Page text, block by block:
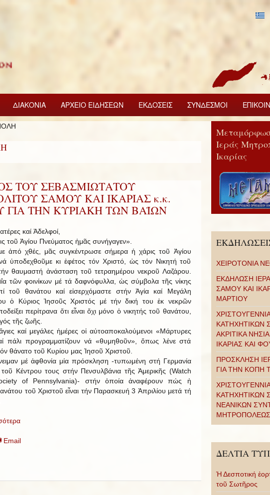
ΔΙΑΚΟΝΙΑ ΑΡΧΕΙΟ ΕΙΔΗΣΕΩΝ ΕΚΔΟΣΕΙΣ ΣΥΝΔΕΣΜΟΙ
ΤΟΥ ΣΕΒΑΣΜΙΩΤΑΤΟΥ
ΣΑΜΟΥ ΚΑΙ ΙΚΑΡΙΑΣ κ.κ.
ΓΙΑ ΤΗΝ ΚΥΡΙΑΚΗ ΤΩΝ ΒΑΪΩΝ
καί Ἀδελφοί,
τοῦ Ἁγίου Πνεύματος ἡμᾶς συνήγαγεν».
ἀπό χθές, μᾶς συγκέντρωσε σήμερα ἡ χάρις τοῦ Ἁγίου
ὑποδεχθοῦμε κι ἐφέτος τόν Χριστό, ὡς τόν Νικητή τοῦ
θαυμαστή ἀνάσταση τοῦ τετραημέρου νεκροῦ Λαζάρου.
τῶν φοινίκων μέ τά δαφνόφυλλα, ὡς σύμβολα τῆς νίκης
τοῦ θανάτου καί εἰσερχόμαστε στήν Ἁγία καί Μεγάλη
ὁ Κύριος Ἰησοῦς Χριστός μέ τήν δική του ἐκ νεκρῶν
περίτρανα ὅτι εἶναι ὄχι μόνο ὁ νικητής τοῦ θανάτου,
τῆς ζωῆς.
καί μεγάλες ἡμέρες οἱ αὐτοαποκαλούμενοι «Μάρτυρες
πάλι προγραμματίζουν νά «θυμηθοῦν», ὅπως λένε στά
θάνατο τοῦ Κυρίου μας Ἰησοῦ Χριστοῦ.
μέ ἀφθονία μία πρόσκληση -τυπωμένη στή Γερμανία
τοῦ Κέντρου τους στήν Πενσυλβάνια τῆς Ἀμερικῆς (Watch
of Pennsylvania)- στήν ὁποία ἀναφέρουν πώς ἡ
τοῦ Χριστοῦ εἶναι τήν Παρασκευή 3 Ἀπριλίου μετά τή
Email
Ιεράς
Ικαρίας
ΧΕΙΡΟΤΟΝΙΑ
ΕΚΔΗΛΩΣΗ
ΣΑΜΟΥ ΚΑΙ
ΜΑΡΤΙΟΥ
ΚΑΤΗΧΗΤΙΚΩΝ
ΑΚΡΙΤΙΚΑ
ΙΚΑΡΙΑΣ ΚΑΙ
ΠΡΟΣΚΛΗΣΗ
ΓΙΑ ΤΗΝ ΚΟΠΗ
ΚΑΤΗΧΗΤΙΚΩΝ
ΝΕΑΝΙΚΩΝ
ΜΗΤΡΟΠΟΛΕΩΣ
ΔΕΛΤΙΑ
Ἡ Δεσποτική
τοῦ Σωτῆρος